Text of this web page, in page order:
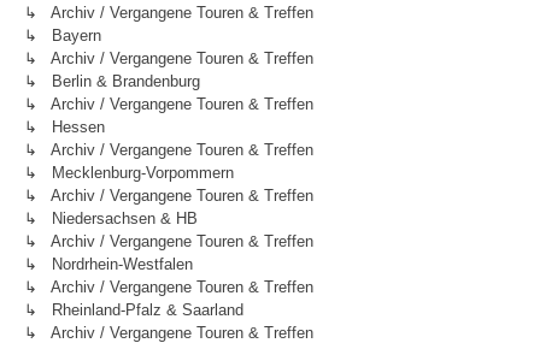
↳ Archiv / Vergangene Touren & Treffen
↳ Bayern
↳ Archiv / Vergangene Touren & Treffen
↳ Berlin & Brandenburg
↳ Archiv / Vergangene Touren & Treffen
↳ Hessen
↳ Archiv / Vergangene Touren & Treffen
↳ Mecklenburg-Vorpommern
↳ Archiv / Vergangene Touren & Treffen
↳ Niedersachsen & HB
↳ Archiv / Vergangene Touren & Treffen
↳ Nordrhein-Westfalen
↳ Archiv / Vergangene Touren & Treffen
↳ Rheinland-Pfalz & Saarland
↳ Archiv / Vergangene Touren & Treffen